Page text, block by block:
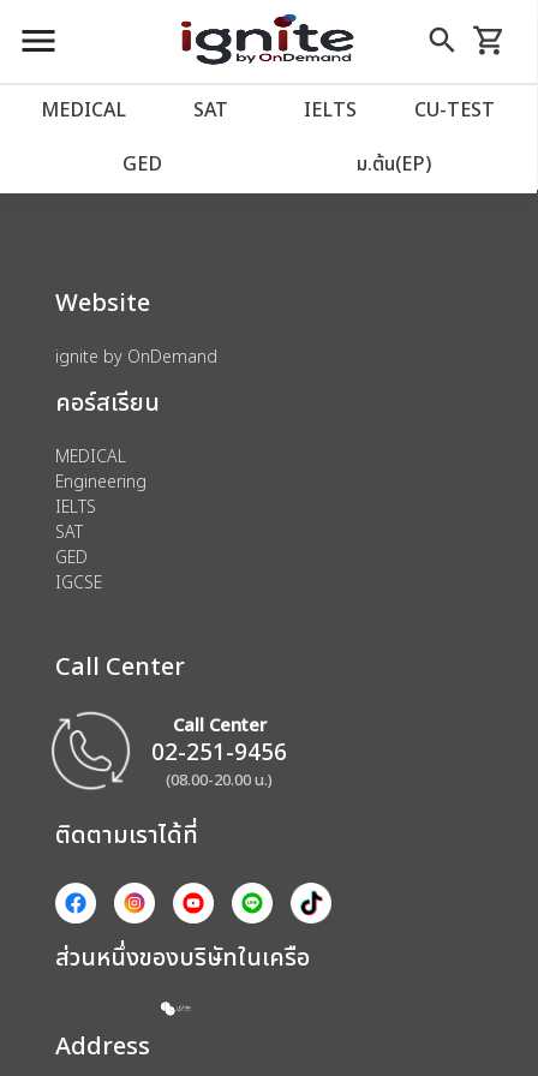
close
account_balance หน้าแรก
เว็บไซต์อิกไนท์
import_contacts วางแผนการเรียน
account_circle เข้าสู่ระบบ
assignment ลงทะเบียน
menu search
Skip
to
shopping_cart
รถเข็น
MEDICAL SAT IELTS CU‑TEST
GED ม.ต้น(EP)
We could not find anything for 80000179
Website
ignite by OnDemand
คอร์สเรียน
MEDICAL
Engineering
IELTS
SAT
GED
IGCSE
Call Center
Call Center
02-251-9456
(08.00-20.00 น.)
ติดตามเราได้ที่
ส่วนหนึ่งของบริษัทในเครือ
Address